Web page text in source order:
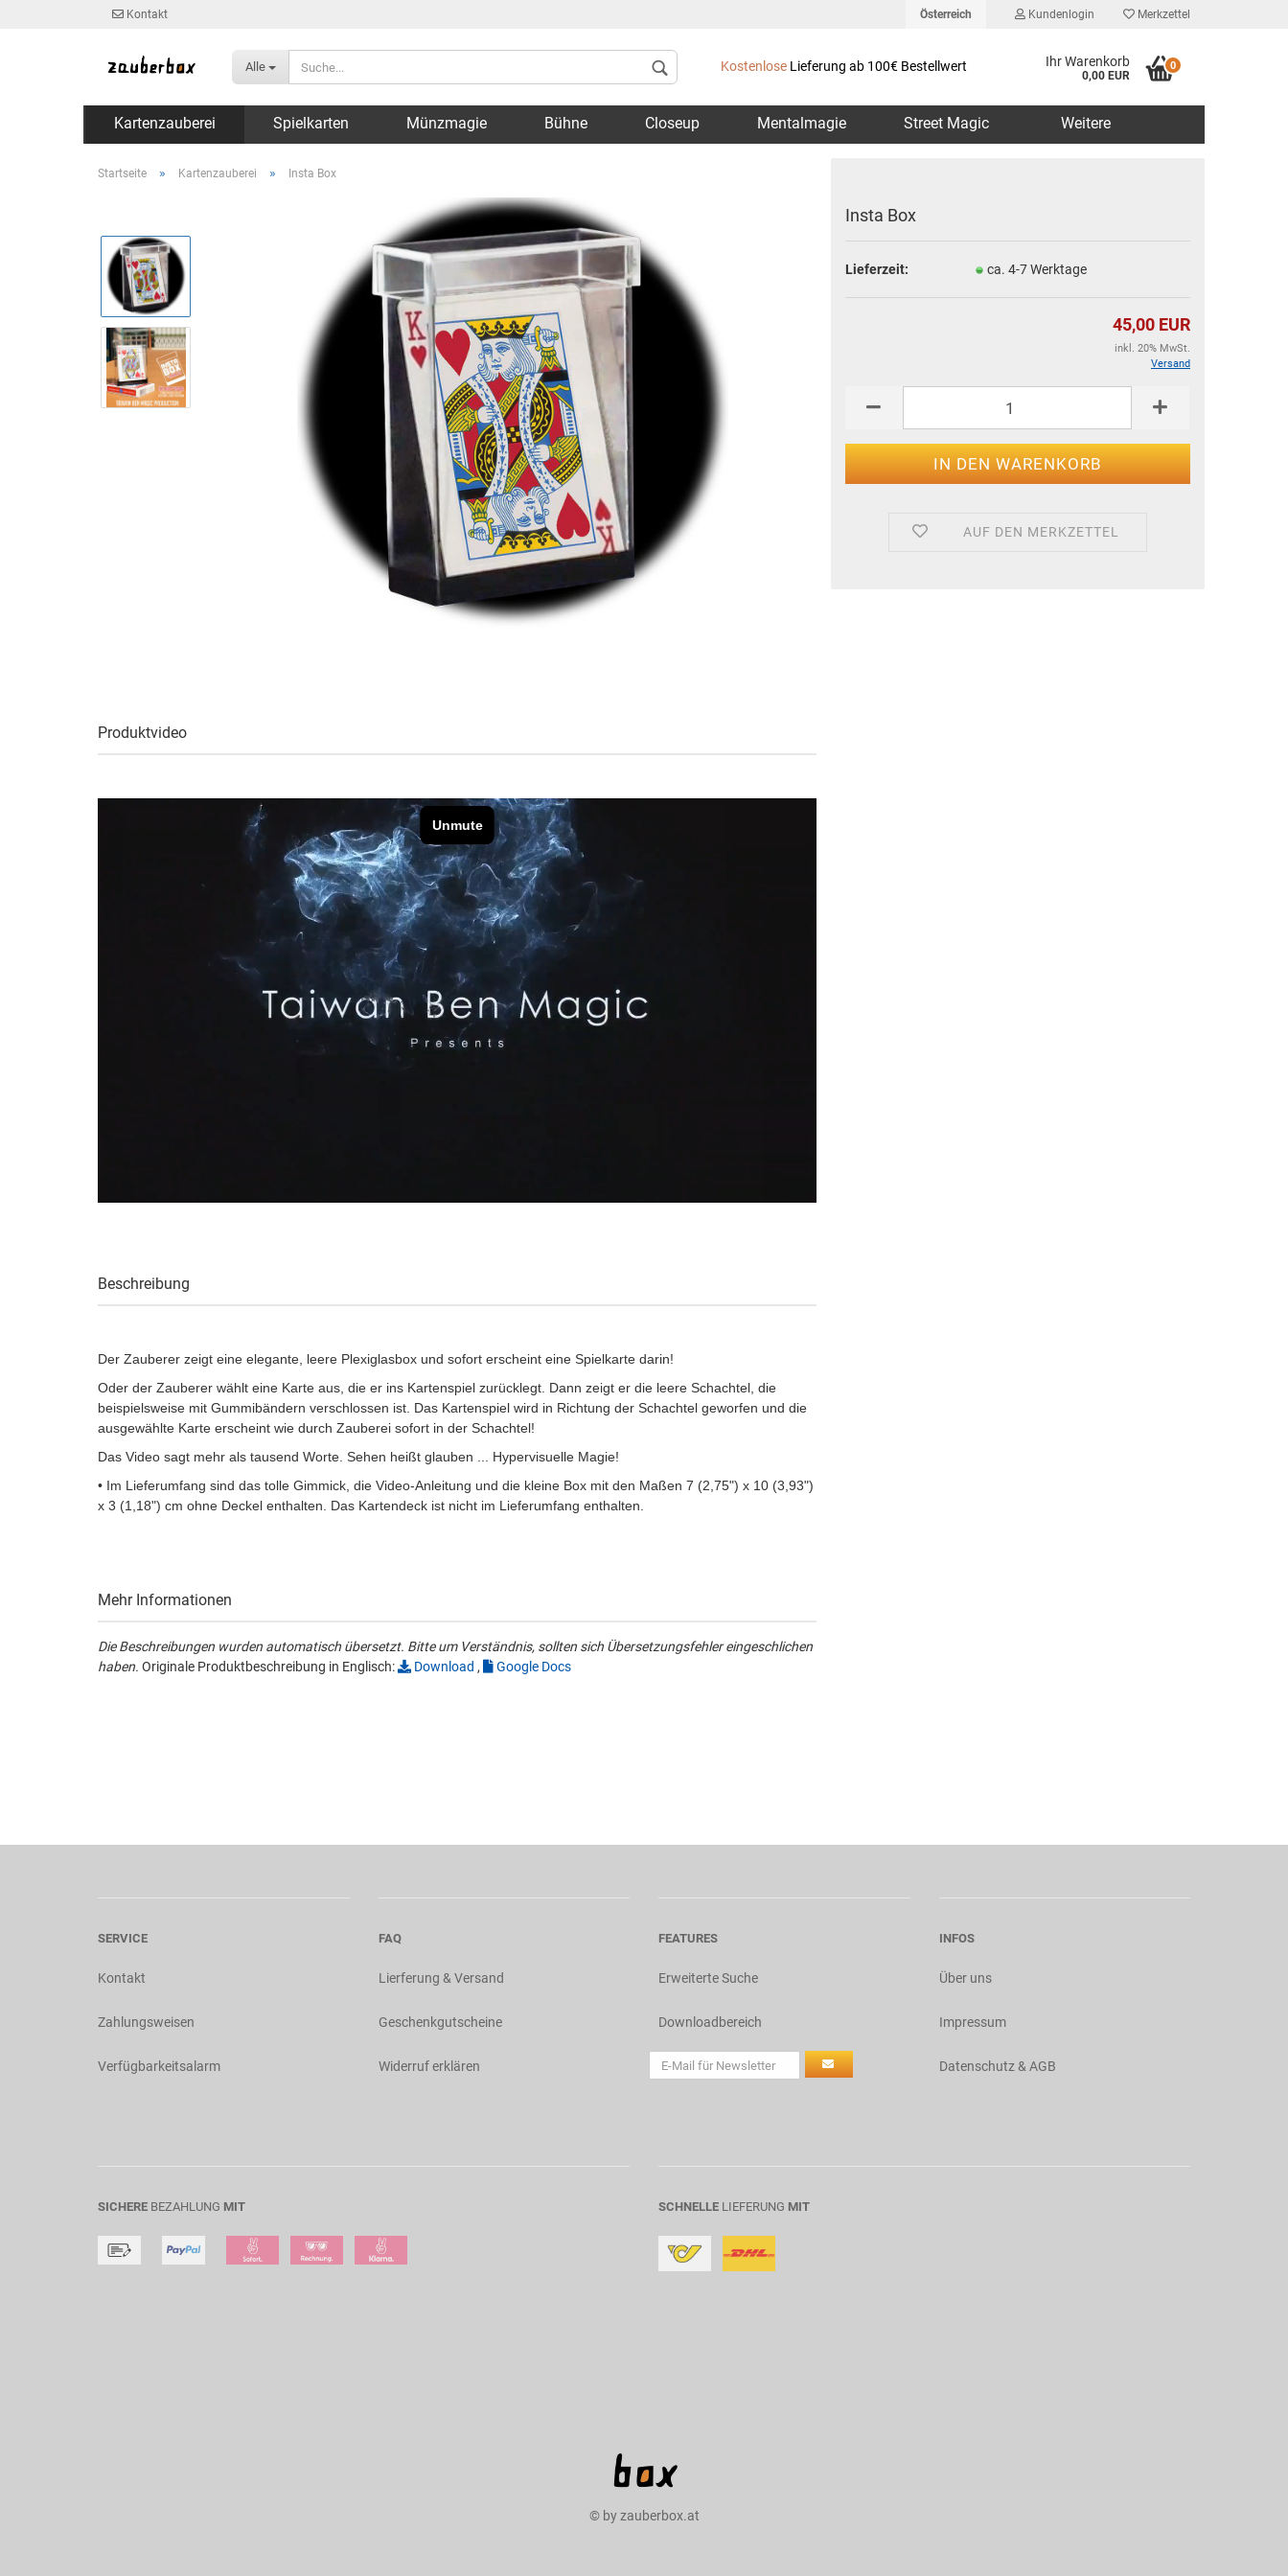
Kontakt Österreich
Lieferland
Kundenlogin
Konto erstellen
Merkzettel
Alle Kostenlose Lieferung ab 100€ Bestellwert Ihr Warenkorb
0,00 EUR
0
Kartenzauberei Spielkarten Münzmagie Bühne Closeup Mentalmagie Street Magic Weitere
Startseite » Kartenzauberei » Insta Box
Insta Box
Lieferzeit: ca. 4-7 Werktage
45,00 EUR
inkl. 20% MwSt.
Versand
AUF DEN MERKZETTEL
Produktvideo
Beschreibung
Der Zauberer zeigt eine elegante, leere Plexiglasbox und sofort erscheint eine Spielkarte darin!
Oder der Zauberer wählt eine Karte aus, die er ins Kartenspiel zurücklegt. Dann zeigt er die leere Schachtel, die
beispielsweise mit Gummibändern verschlossen ist. Das Kartenspiel wird in Richtung der Schachtel geworfen und die
ausgewählte Karte erscheint wie durch Zauberei sofort in der Schachtel!
Das Video sagt mehr als tausend Worte. Sehen heißt glauben ... Hypervisuelle Magie!
• Im Lieferumfang sind das tolle Gimmick, die Video-Anleitung und die kleine Box mit den Maßen 7 (2,75") x 10 (3,93")
x 3 (1,18") cm ohne Deckel enthalten. Das Kartendeck ist nicht im Lieferumfang enthalten.
Mehr Informationen
Die Beschreibungen wurden automatisch übersetzt. Bitte um Verständnis, sollten sich Übersetzungsfehler eingeschlichen
haben. Originale Produktbeschreibung in Englisch: Download , Google Docs
SERVICE
Kontakt
Zahlungsweisen
Verfügbarkeitsalarm
FAQ
Lierferung & Versand
Geschenkgutscheine
Widerruf erklären
FEATURES
Erweiterte Suche
Downloadbereich
INFOS
Über uns
Impressum
Datenschutz & AGB
SICHERE BEZAHLUNG MIT SCHNELLE LIEFERUNG MIT
© by zauberbox.at